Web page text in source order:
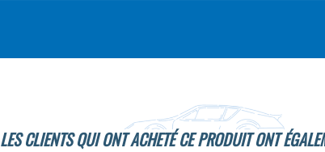
LES CLIENTS QUI ONT ACHETÉ CE PRODUIT ONT